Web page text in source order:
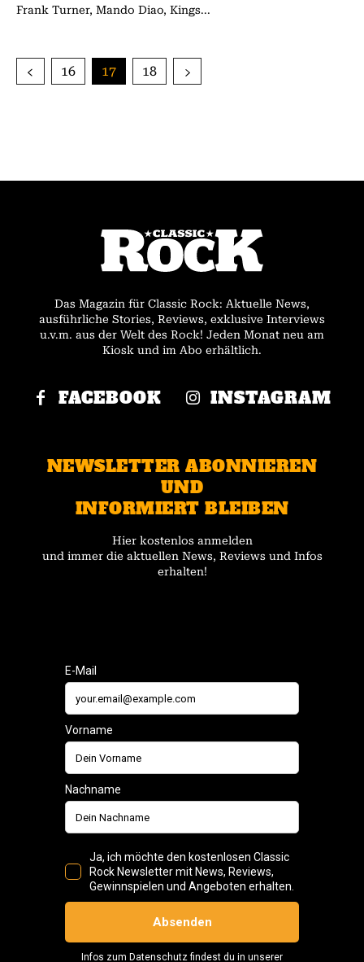
Frank Turner, Mando Diao, Kings...
16 17 18
Das Magazin für Classic Rock: Aktuelle News,
ausführliche Stories, Reviews, exklusive Interviews
u.v.m. aus der Welt des Rock! Jeden Monat neu am
Kiosk und im Abo erhältlich.
FACEBOOK INSTAGRAM
NEWSLETTER ABONNIEREN
UND
INFORMIERT BLEIBEN
Hier kostenlos anmelden
und immer die aktuellen News, Reviews und Infos
erhalten!